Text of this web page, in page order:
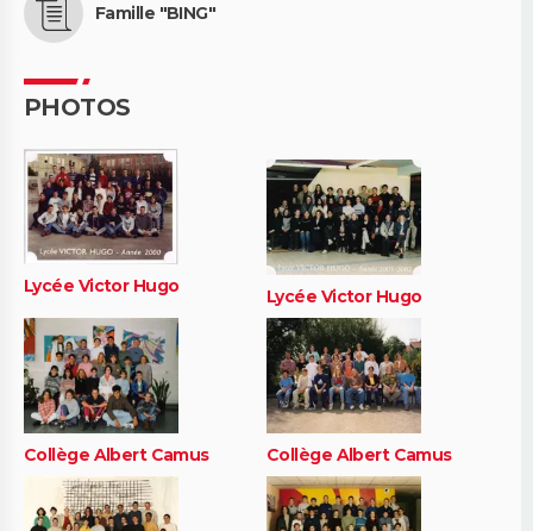
Famille "BING"
PHOTOS
Lycée Victor Hugo Lycée Victor Hugo
Collège Albert Camus Collège Albert Camus